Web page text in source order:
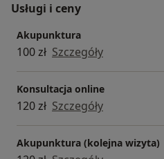
Usługi i ceny
Akupunktura
100 zł Szczegóły
Konsultacja online
120 zł Szczegóły
Akupunktura (kolejna wizyta)